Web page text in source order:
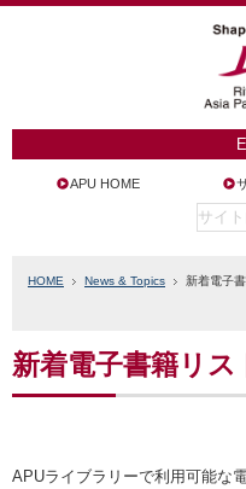
APU HOME
HOME News & Topics 新着電子
新着電子書籍リ
APUライブラリーで利用可能な